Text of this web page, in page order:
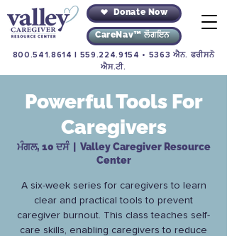
Donate Now
CareNav™ ਲੌਗਇਨ
800.541.8614 559.224.9154 • 5363 ਐਨ. ਫਰੀਸਨੋ
ਐਸ.ਟੀ.
Powerful Tools For
Caregivers
ਮੰਗਲ, 10 ਦਸੰ
  |
Valley Caregiver Resource
Center
A six-week series for caregivers to learn
clear and practical tools to prevent
caregiver burnout. This class teaches self-
care skills, enabling caregivers to reduce